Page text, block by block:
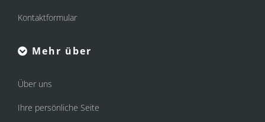
Kontaktformular
Mehr über
Über uns
Ihre persönliche Seite